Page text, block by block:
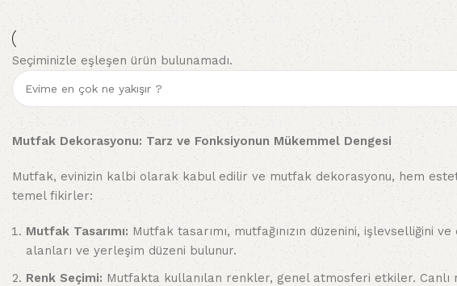
Seçiminizle eşleşen ürün bulunamadı.
Mutfak Dekorasyonu: Tarz ve Fonksiyonun Mükemmel Dengesi
Mutfak, evinizin kalbi olarak kabul edilir ve mutfak dekorasyonu, hem
temel fikirler:
Mutfak Tasarımı: Mutfak tasarımı, mutfağınızın düzenini, işlevselliğini
alanları ve yerleşim düzeni bulunur.
Renk Seçimi: Mutfakta kullanılan renkler, genel atmosferi etkiler.